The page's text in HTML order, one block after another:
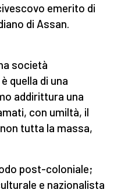
emerito di
di Assan.
società
quella di una
addirittura una
con umiltà, il
tutta la massa,
post-coloniale;
e nazionalista